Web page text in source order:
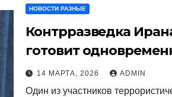
НОВОСТИ РАЗНЫЕ
Контрразведка
готовит
внешний и
фронт
14 МАРТА, 2026 ADMIN
Один из участников